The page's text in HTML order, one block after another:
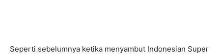
Seperti sebelumnya ketika menyambut Indonesian Super